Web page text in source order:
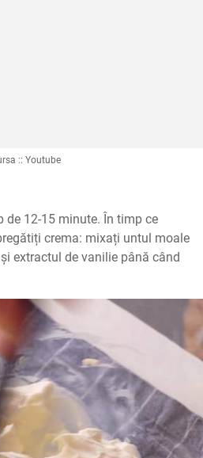
:: Youtube
de 12-15 minute. În timp ce
crema: mixați untul moale
extractul de vanilie până când